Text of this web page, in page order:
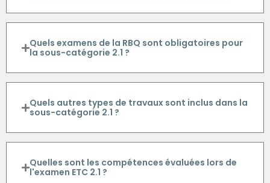
Quels examens de la RBQ sont obligatoires pour
la sous-catégorie 2.1 ?
Quels autres types de travaux sont inclus dans la
sous-catégorie 2.1 ?
Quelles sont les compétences évaluées lors de
l'examen ETC 2.1 ?